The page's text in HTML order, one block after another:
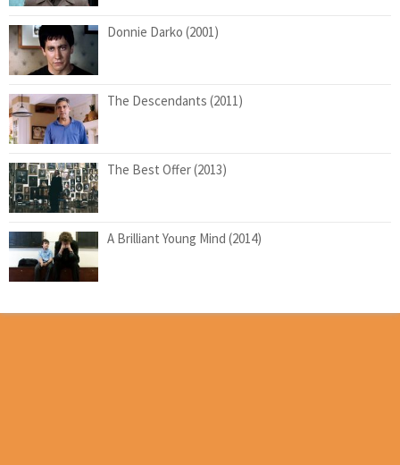
Donnie Darko (2001)
The Descendants (2011)
The Best Offer (2013)
A Brilliant Young Mind (2014)